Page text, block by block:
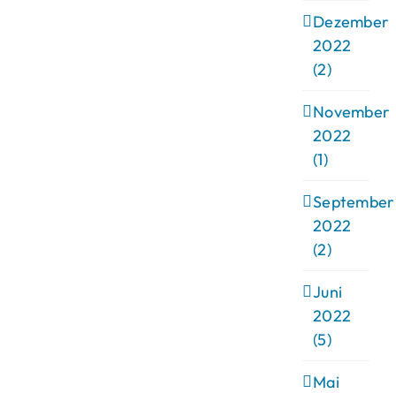
Dezember
2022
(2)
November
2022
(1)
September
2022
(2)
Juni
2022
(5)
Mai